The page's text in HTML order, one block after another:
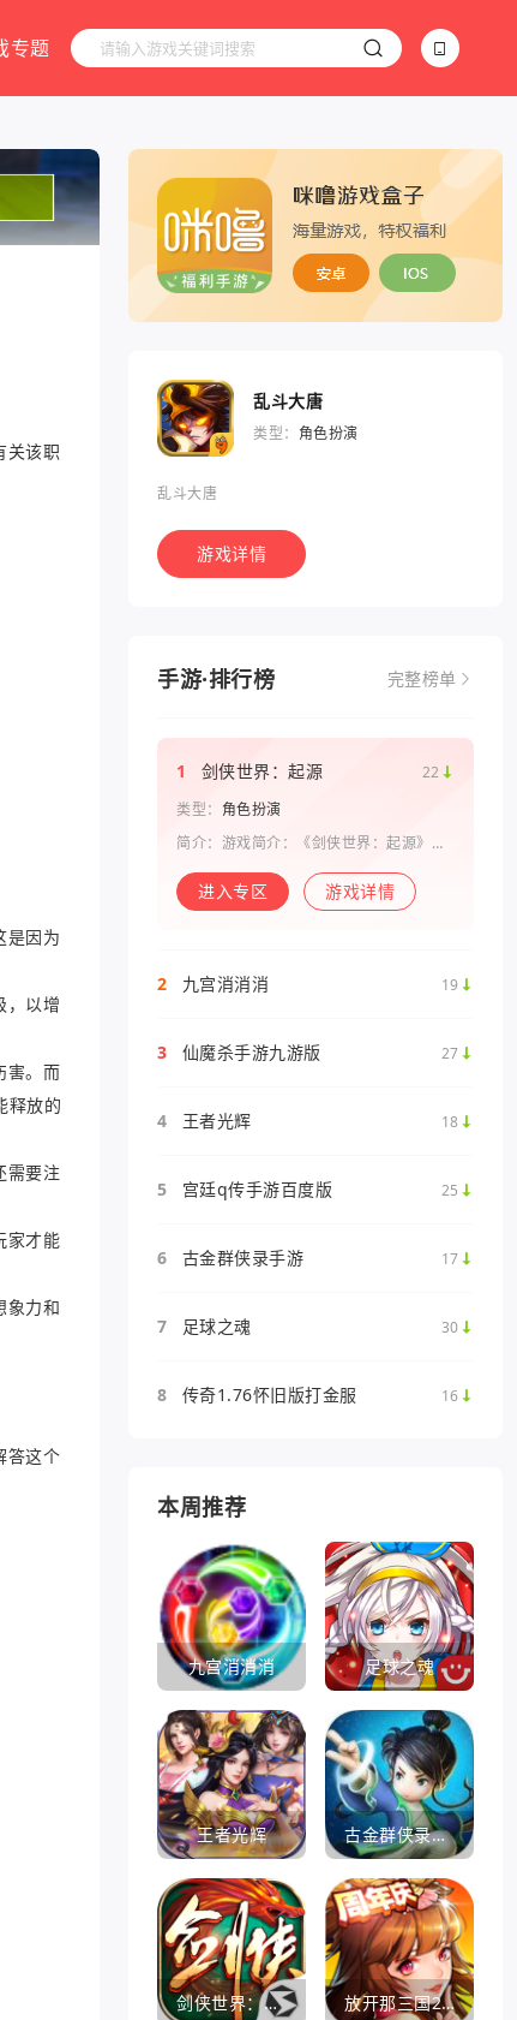
专题
关该职
是因为
，以增
害。而
释放的
需要注
家才能
象力和
答这个
乱斗大唐
类型： 角色扮演
乱斗大唐
游戏详情
手游·排行榜 完整榜单
1 剑侠世界：起源
22
类型： 角色扮演
简介：游戏简介：《剑侠世界：起源》是
系列手游。复刻《剑侠世界》端游玩法和
画面，还原“剑侠情缘”端游时代的特色设
进入专区 游戏详情
2 九宫消消消 19
3 仙魔杀手游九游版 27
4 王者光辉 18
5 宫廷q传手游百度版 25
6 古金群侠录手游 17
7 足球之魂 30
8 传奇1.76怀旧版打金服 16
本周推荐
九宫消消消 足球之魂
王者光辉 古金群侠录手游
剑侠世界：起源 放开那三国2360版